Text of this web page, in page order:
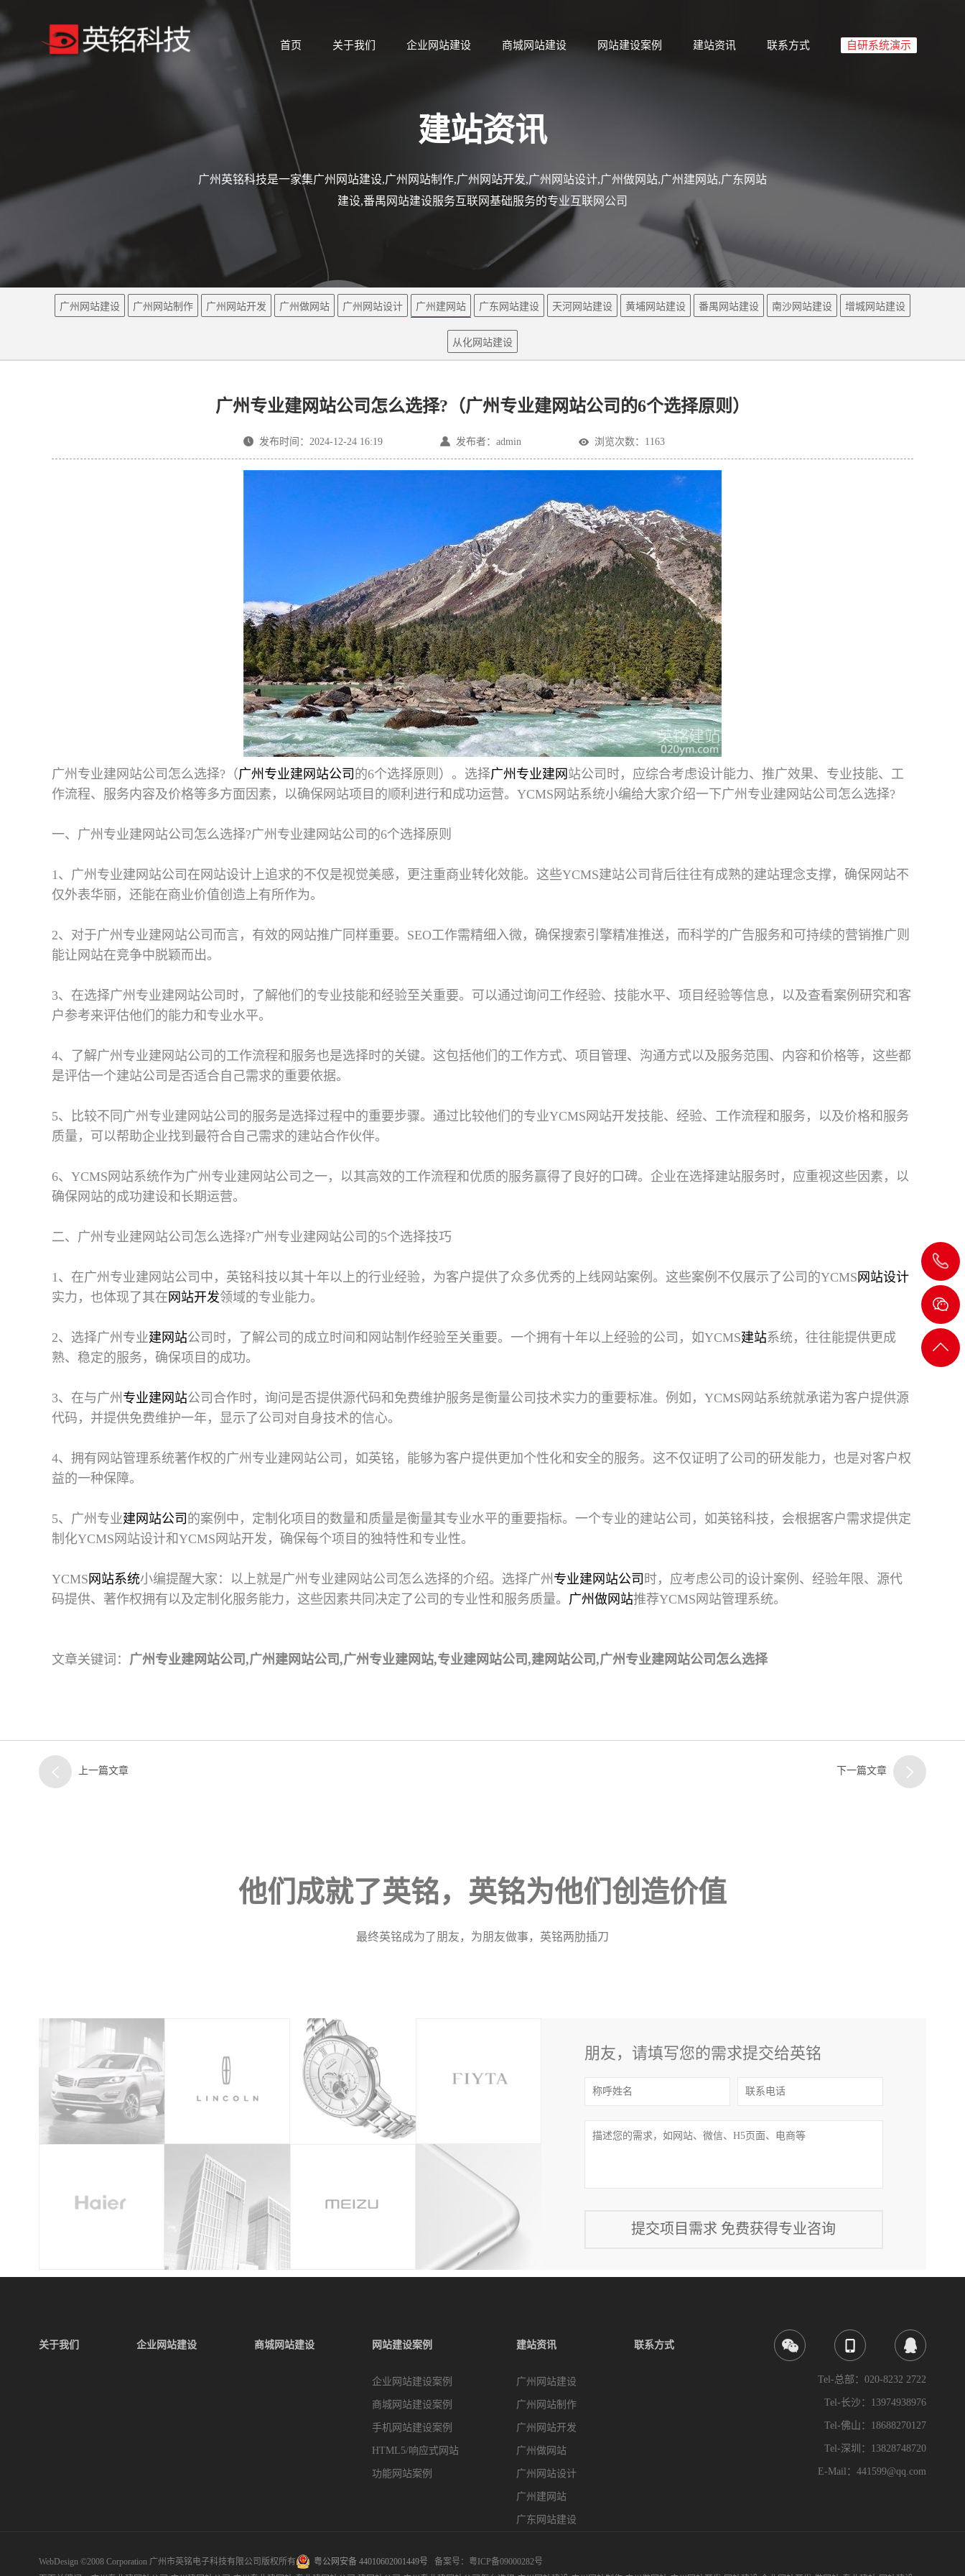
首页 关于我们 企业网站建设 商城网站建设 网站建设案例 建站资讯 联系方式 自研系统演示
020-
8232
2722
返回
建站资讯
广州英铭科技是一家集广州网站建设,广州网站制作,广州网站开发,广州网站设计,广州做网站,广州建网站,广东网站
建设,番禺网站建设服务互联网基础服务的专业互联网公司
广州网站建设 广州网站制作 广州网站开发 广州做网站 广州网站设计 广州建网站 广东网站建设 天河网站建设 黄埔网站建设 番禺网站建设 南沙网站建设 增城网站建设
从化网站建设
广州专业建网站公司怎么选择?（广州专业建网站公司的6个选择原则）
发布时间：2024-12-24 16:19 发布者：admin 浏览次数：1163
广州专业建网站公司怎么选择?（广州专业建网站公司 的6个选择原则）。选择广州专业建网 站公司时，应综合考虑设计能力、推广效果、专业技能、工
作流程、服务内容及价格等多方面因素，以确保网站项目的顺利进行和成功运营。YCMS网站系统小编给大家介绍一下广州专业建网站公司怎么选择?
一、广州专业建网站公司怎么选择?广州专业建网站公司的6个选择原则
1、广州专业建网站公司在网站设计上追求的不仅是视觉美感，更注重商业转化效能。这些YCMS建站公司背后往往有成熟的建站理念支撑，确保网站不
仅外表华丽，还能在商业价值创造上有所作为。
2、对于广州专业建网站公司而言，有效的网站推广同样重要。SEO工作需精细入微，确保搜索引擎精准推送，而科学的广告服务和可持续的营销推广则
能让网站在竞争中脱颖而出。
3、在选择广州专业建网站公司时，了解他们的专业技能和经验至关重要。可以通过询问工作经验、技能水平、项目经验等信息，以及查看案例研究和客
户参考来评估他们的能力和专业水平。
4、了解广州专业建网站公司的工作流程和服务也是选择时的关键。这包括他们的工作方式、项目管理、沟通方式以及服务范围、内容和价格等，这些都
是评估一个建站公司是否适合自己需求的重要依据。
5、比较不同广州专业建网站公司的服务是选择过程中的重要步骤。通过比较他们的专业YCMS网站开发技能、经验、工作流程和服务，以及价格和服务
质量，可以帮助企业找到最符合自己需求的建站合作伙伴。
6、YCMS网站系统作为广州专业建网站公司之一，以其高效的工作流程和优质的服务赢得了良好的口碑。企业在选择建站服务时，应重视这些因素，以
确保网站的成功建设和长期运营。
二、广州专业建网站公司怎么选择?广州专业建网站公司的5个选择技巧
1、在广州专业建网站公司中，英铭科技以其十年以上的行业经验，为客户提供了众多优秀的上线网站案例。这些案例不仅展示了公司的YCMS 网站设计
实力，也体现了其在 网站开发领域的专业能力。
2、选择广州专业建网站公司时，了解公司的成立时间和网站制作经验至关重要。一个拥有十年以上经验的公司，如YCMS建站系统，往往能提供更成
熟、稳定的服务，确保项目的成功。
3、在与广州 专业建网站公司合作时，询问是否提供源代码和免费维护服务是衡量公司技术实力的重要标准。例如，YCMS网站系统就承诺为客户提供源
代码，并提供免费维护一年，显示了公司对自身技术的信心。
4、拥有网站管理系统著作权的广州专业建网站公司，如英铭，能够为客户提供更加个性化和安全的服务。这不仅证明了公司的研发能力，也是对客户权
益的一种保障。
5、广州专业建网站公司 的案例中，定制化项目的数量和质量是衡量其专业水平的重要指标。一个专业的建站公司，如英铭科技，会根据客户需求提供定
制化YCMS网站设计和YCMS网站开发，确保每个项目的独特性和专业性。
YCMS 网站系统小编提醒大家：以上就是广州专业建网站公司 怎么选择的介绍。选择广州 专业建网站公司 时，应考虑公司的设计案例、经验年限、源代
码提供、著作权拥有以及定制化服务能力，这些因素共同决定了公司的专业性和服务质量。 广州做网站推荐YCMS网站管理系统。
文章关键词： 广州专业建网站公司,广州建网站公司,广州专业建网站,专业建网站公司,建网站公司,广州专业建网站公司怎么选择
上一篇文章 下一篇文章
他们成就了英铭，英铭为他们创造价值
最终英铭成为了朋友，为朋友做事，英铭两肋插刀
朋友，请填写您的需求提交给英铭
关于我们 企业网站建设 商城网站建设 网站建设案例
企业网站建设案例
商城网站建设案例
手机网站建设案例
HTML5/响应式网站
功能网站案例
建站资讯
广州网站建设
广州网站制作
广州网站开发
广州做网站
广州网站设计
广州建网站
广东网站建设
联系方式
Tel-总部：020-8232 2722
Tel-长沙：13974938976
Tel-佛山：18688270127
Tel-深圳：13828748720
E-Mail：441599@qq.com
WebDesign ©2008 Corporation 广州市英铭电子科技有限公司版权所有 粤公网安备 44010602001449号 备案号： 粤ICP备09000282号